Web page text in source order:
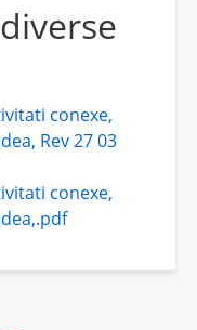
conexe,
Rev 27 03
conexe,